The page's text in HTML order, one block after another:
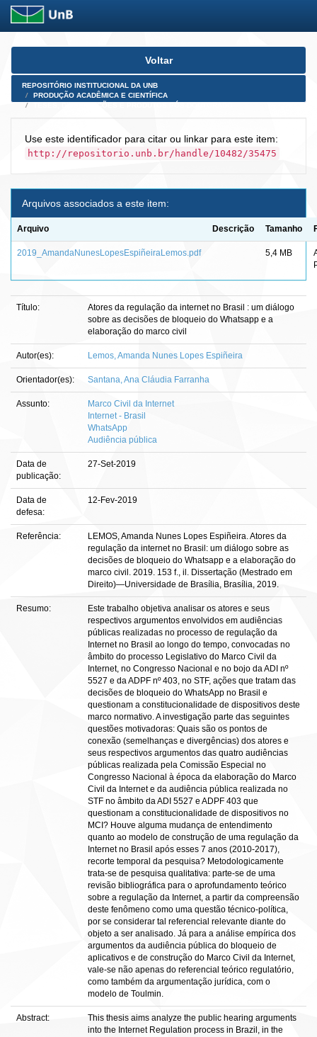
Skip
Voltar
REPOSITÓRIO INSTITUCIONAL DA UNB
PRODUÇÃO ACADÊMICA E CIENTÍFICA
Use este identificador para citar ou linkar para este item:
http://repositorio.unb.br/handle/10482/35475
Arquivos associados a este item:
Arquivo Descrição Tamanho
2019_AmandaNunesLopesEspiñeiraLemos.pdf 5,4 MB
Título:
Atores da regulação da internet no Brasil : um diálogo
sobre as decisões de bloqueio do Whatsapp e a
elaboração do marco civil
Autor(es): Lemos, Amanda Nunes Lopes Espiñeira
Orientador(es): Santana, Ana Cláudia Farranha
Assunto:
Marco Civil da Internet
Internet - Brasil
WhatsApp
Audiência pública
Data de
publicação:
27-Set-2019
Data de
defesa:
12-Fev-2019
Referência:
LEMOS, Amanda Nunes Lopes Espiñeira. Atores da
regulação da internet no Brasil: um diálogo sobre as
decisões de bloqueio do Whatsapp e a elaboração do
marco civil. 2019. 153 f., il. Dissertação (Mestrado em
Direito)—Universidade de Brasília, Brasília, 2019.
Resumo:
Este trabalho objetiva analisar os atores e seus
respectivos argumentos envolvidos em audiências
públicas realizadas no processo de regulação da
Internet no Brasil ao longo do tempo, convocadas no
âmbito do processo Legislativo do Marco Civil da
Internet, no Congresso Nacional e no bojo da ADI nº
5527 e da ADPF nº 403, no STF, ações que tratam das
decisões de bloqueio do WhatsApp no Brasil e
questionam a constitucionalidade de dispositivos deste
marco normativo. A investigação parte das seguintes
questões motivadoras: Quais são os pontos de
conexão (semelhanças e divergências) dos atores e
seus respectivos argumentos das quatro audiências
públicas realizada pela Comissão Especial no
Congresso Nacional à época da elaboração do Marco
Civil da Internet e da audiência pública realizada no
STF no âmbito da ADI 5527 e ADPF 403 que
questionam a constitucionalidade de dispositivos no
MCI? Houve alguma mudança de entendimento
quanto ao modelo de construção de uma regulação da
Internet no Brasil após esses 7 anos (2010-2017),
recorte temporal da pesquisa? Metodologicamente
trata-se de pesquisa qualitativa: parte-se de uma
revisão bibliográfica para o aprofundamento teórico
sobre a regulação da Internet, a partir da compreensão
deste fenômeno como uma questão técnico-política,
por se considerar tal referencial relevante diante do
objeto a ser analisado. Já para a análise empírica dos
argumentos da audiência pública do bloqueio de
aplicativos e de construção do Marco Civil da Internet,
vale-se não apenas do referencial teórico regulatório,
como também da argumentação jurídica, com o
modelo de Toulmin.
Abstract:
This thesis aims analyze the public hearing arguments
into the Internet Regulation process in Brazil, in the